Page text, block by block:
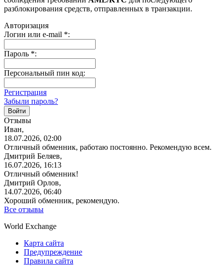
разблокирования средств, отправленных в транзакции.
Авторизация
Логин или e-mail *:
Пароль *:
Персональный пин код:
Регистрация
Забыли пароль?
Отзывы
Иван,
18.07.2026, 02:00
Отличный обменник, работаю постоянно. Рекомендую всем.
Дмитрий Беляев,
16.07.2026, 16:13
Отличный обменник!
Дмитрий Орлов,
14.07.2026, 06:40
Хороший обменник, рекомендую.
Все отзывы
World Exchange
Карта сайта
Предупреждение
Правила сайта